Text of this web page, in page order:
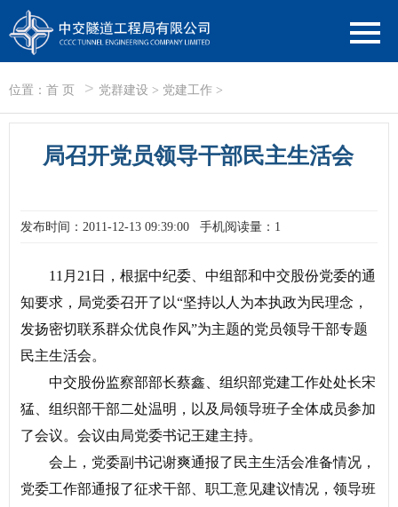
位置： 首 页 > 党群建设 > 党建工作 >
局召开党员领导干部民主生活会
发布时间：2011-12-13 09:39:00 手机阅读量：1
11月21日，根据中纪委、中组部和中交股份党委的通
知要求，局党委召开了以“坚持以人为本执政为民理念，
发扬密切联系群众优良作风”为主题的党员领导干部专题
民主生活会。
中交股份监察部部长蔡鑫、组织部党建工作处处长宋
猛、组织部干部二处温明，以及局领导班子全体成员参加
了会议。会议由局党委书记王建主持。
会上，党委副书记谢爽通报了民主生活会准备情况，
党委工作部通报了征求干部、职工意见建议情况，领导班